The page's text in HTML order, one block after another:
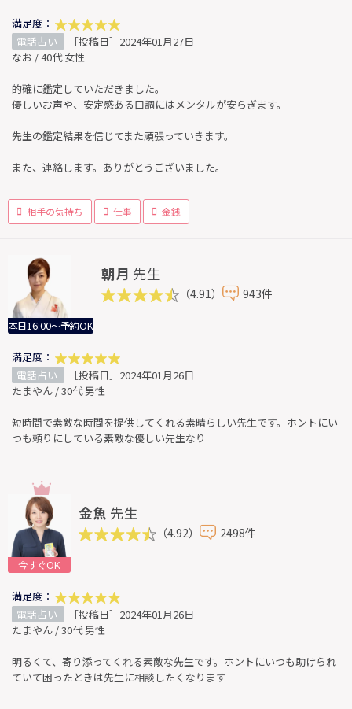
満足度：
電話占い
［投稿日］2024年01月27日
なお / 40代 女性
的確に鑑定していただきました。
優しいお声や、安定感ある口調にはメンタルが安らぎます。
先生の鑑定結果を信じてまた頑張っていきます。
また、連絡します。ありがとうございました。
相手の気持ち 仕事 金銭
本日16:00～予約OK
朝月 先生
（4.91） 943件
満足度：
電話占い
［投稿日］2024年01月26日
たまやん / 30代 男性
短時間で素敵な時間を提供してくれる素晴らしい先生です。ホントにい
つも頼りにしている素敵な優しい先生なり
今すぐOK
金魚 先生
（4.92） 2498件
満足度：
電話占い
［投稿日］2024年01月26日
たまやん / 30代 男性
明るくて、寄り添ってくれる素敵な先生です。ホントにいつも助けられ
ていて困ったときは先生に相談したくなります